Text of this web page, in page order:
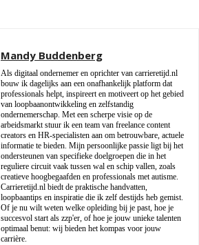
Mandy Buddenberg
Als digitaal ondernemer en oprichter van carrieretijd.nl
bouw ik dagelijks aan een onafhankelijk platform dat
professionals helpt, inspireert en motiveert op het gebied
van loopbaanontwikkeling en zelfstandig
ondernemerschap. Met een scherpe visie op de
arbeidsmarkt stuur ik een team van freelance content
creators en HR-specialisten aan om betrouwbare, actuele
informatie te bieden. Mijn persoonlijke passie ligt bij het
ondersteunen van specifieke doelgroepen die in het
reguliere circuit vaak tussen wal en schip vallen, zoals
creatieve hoogbegaafden en professionals met autisme.
Carrieretijd.nl biedt de praktische handvatten,
loopbaantips en inspiratie die ik zelf destijds heb gemist.
Of je nu wilt weten welke opleiding bij je past, hoe je
succesvol start als zzp'er, of hoe je jouw unieke talenten
optimaal benut: wij bieden het kompas voor jouw
carrière.